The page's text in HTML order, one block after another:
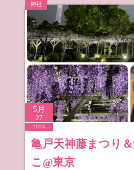
神社
5月
27
2023
亀戸天神藤まつり
こ@東京